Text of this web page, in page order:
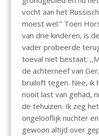
vocht aan het
moest wel.’’ Toen
van drie kinderen, is
vader probeerde
toeval niet bestaat:
de achterneef van
bruiloft tegen. Nee, ik
nooit last van gehad,
de tehuizen. Ik zeg
ongelooflijk nuchter en
gewoon altijd over